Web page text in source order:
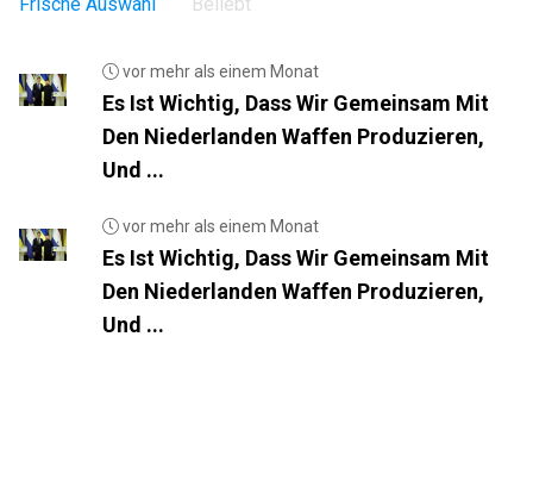
vor mehr als einem Monat
Es Ist Wichtig, Dass Wir Gemeinsam Mit
Den Niederlanden Waffen Produzieren,
Und ...
vor mehr als einem Monat
Es Ist Wichtig, Dass Wir Gemeinsam Mit
Den Niederlanden Waffen Produzieren,
Und ...